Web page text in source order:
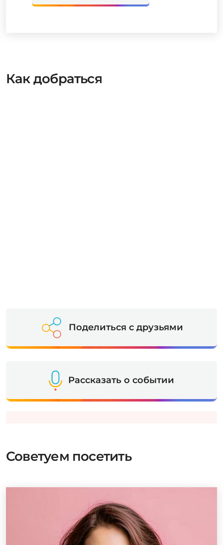
Как добраться
Поделиться с друзьями
Рассказать о событии
Советуем посетить